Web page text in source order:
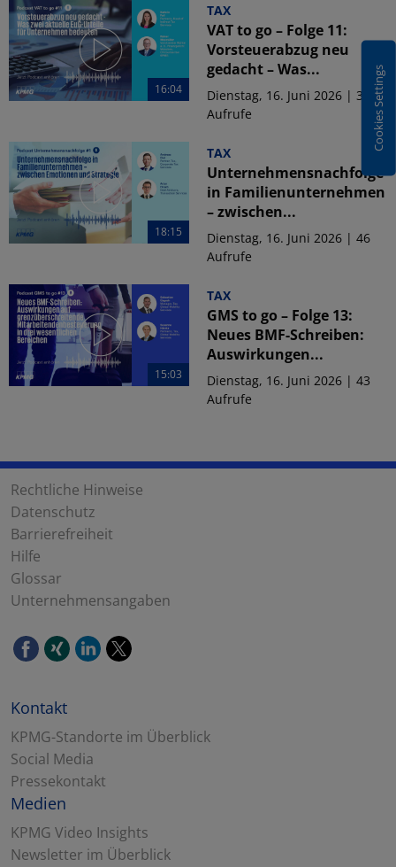
16:04
TAX
VAT to go – Folge 11:
Vorsteuerabzug neu
gedacht – Was...
Dienstag, 16. Juni 2026 | 38
Aufrufe
18:15
TAX
Unternehmensnachfolge
in Familienunternehmen
– zwischen...
Dienstag, 16. Juni 2026 | 46
Aufrufe
15:03
TAX
GMS to go – Folge 13:
Neues BMF-Schreiben:
Auswirkungen...
Dienstag, 16. Juni 2026 | 43
Aufrufe
Cookies Settings
Rechtliche Hinweise
Datenschutz
Barrierefreiheit
Hilfe
Glossar
Unternehmensangaben
Kontakt
KPMG-Standorte im Überblick
Social Media
Pressekontakt
Medien
KPMG Video Insights
Newsletter im Überblick